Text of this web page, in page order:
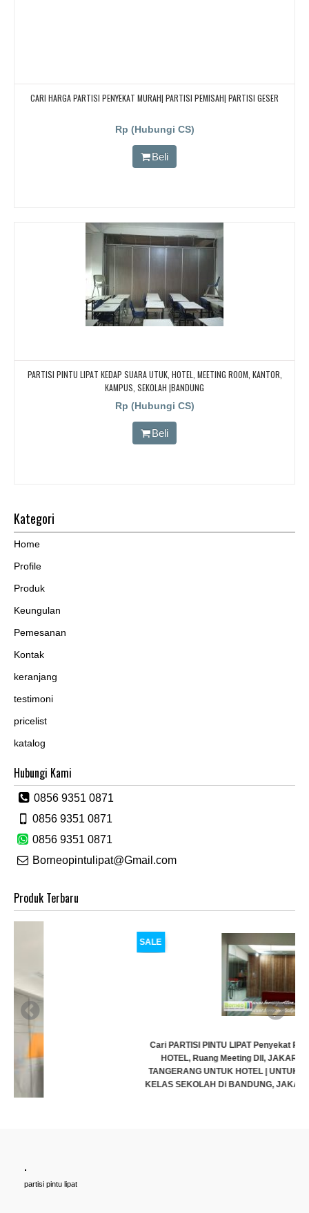
CARI HARGA PARTISI PENYEKAT MURAH| PARTISI PEMISAH| PARTISI GESER
Rp (Hubungi CS)
Beli
PARTISI PINTU LIPAT KEDAP SUARA UTUK, HOTEL, MEETING ROOM, KANTOR,
KAMPUS, SEKOLAH |BANDUNG
Rp (Hubungi CS)
Beli
Kategori
Home
Profile
Produk
Keungulan
Pemesanan
Kontak
keranjang
testimoni
pricelist
katalog
Hubungi Kami
0856 9351 0871
0856 9351 0871
0856 9351 0871
Borneopintulipat@Gmail.com
Produk Terbaru
Cari PARTISI PINTU LIPAT Penyekat RUANGAN, Untuk Ballroom,
HOTEL, Ruang Meeting Dll, JAKARTA, BANDUNG, BEKASI,
TANGERANG UNTUK HOTEL | UNTUK RUANG KELAS KAMPUS |
KELAS SEKOLAH Di BANDUNG, JAKARTA, BEKASI, TANGERANG
.
partisi pintu lipat